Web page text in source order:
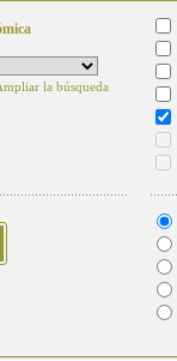
la búsqueda